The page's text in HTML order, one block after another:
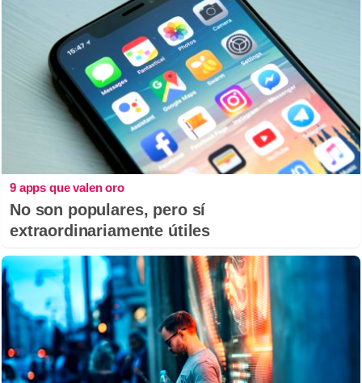
9 apps que valen oro
No son populares, pero sí
extraordinariamente útiles